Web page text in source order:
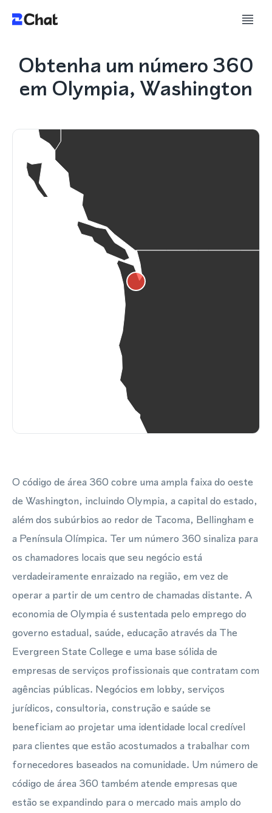
Obtenha um número 360
em Olympia, Washington
O código de área 360 cobre uma ampla faixa do oeste
de Washington, incluindo Olympia, a capital do estado,
além dos subúrbios ao redor de Tacoma, Bellingham e
a Península Olímpica. Ter um número 360 sinaliza para
os chamadores locais que seu negócio está
verdadeiramente enraizado na região, em vez de
operar a partir de um centro de chamadas distante. A
economia de Olympia é sustentada pelo emprego do
governo estadual, saúde, educação através da The
Evergreen State College e uma base sólida de
empresas de serviços profissionais que contratam com
agências públicas. Negócios em lobby, serviços
jurídicos, consultoria, construção e saúde se
beneficiam ao projetar uma identidade local credível
para clientes que estão acostumados a trabalhar com
fornecedores baseados na comunidade. Um número de
código de área 360 também atende empresas que
estão se expandindo para o mercado mais amplo do